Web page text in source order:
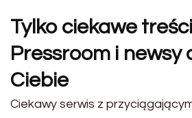
Tylko ciekawe treści
Pressroom i newsy
Ciebie
Ciekawy serwis z